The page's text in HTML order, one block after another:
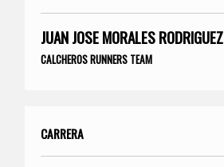
JUAN JOSE MORALES RODRIGUEZ
CALCHEROS RUNNERS TEAM
CARRERA